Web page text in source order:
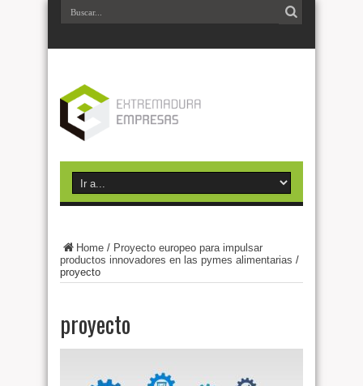
Home / Proyecto europeo para impulsar
productos innovadores en las pymes alimentarias /
proyecto
proyecto